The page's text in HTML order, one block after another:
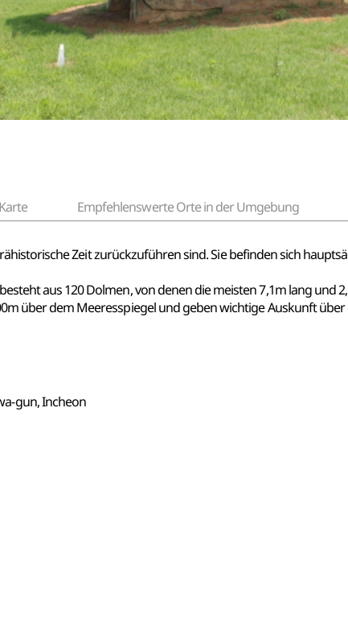
Karte Empfehlenswerte Orte in der Umgebung
Zeit zurückzuführen sind. Sie befinden sich
aus 120 Dolmen, von denen die meisten 7,1m lang und
über dem Meeresspiegel und geben wichtige Auskunft
gun, Incheon